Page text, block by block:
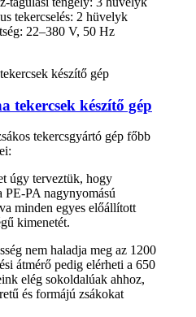
tekercselés: 2 hüvelyk
22–380 V, 50 Hz
tekercsek készítő gép
tekercsgyártó gép főbb
úgy terveztük, hogy
PE-PA nagynyomású
minden egyes előállított
kimenetét.
nem haladja meg az 1200
átmérő pedig elérheti a 650
elég sokoldalúak ahhoz,
és formájú zsákokat